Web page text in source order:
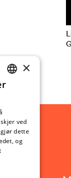
×
ved
dette
og